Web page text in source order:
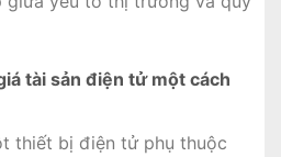
tài sản điện tử một cách
thiết bị điện tử phụ thuộc